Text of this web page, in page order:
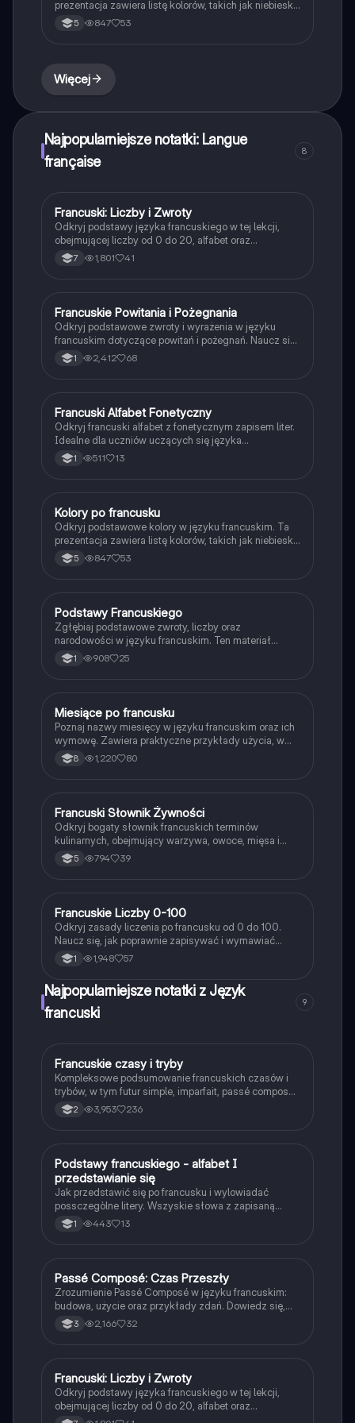
prezentacja zawiera listę kolorów, takich jak niebieski,
pomarańczowy, żółty i wiele innych, wraz z ich
tłumaczeniami na język polski. Idealne dla uczniów
5 847 53
Więcej
Najpopularniejsze notatki: Langue
française
8
Język francuski
Francuski: Liczby i Zwroty
Odkryj podstawy języka francuskiego w tej lekcji,
obejmującej liczby od 0 do 20, alfabet oraz
podstawowe zwroty. Idealne dla początkujących
uczniów, którzy chcą szybko przyswoić kluczowe
7 1,801 41
Język francuski
Francuskie Powitania i Pożegnania
Odkryj podstawowe zwroty i wyrażenia w języku
francuskim dotyczące powitań i pożegnań. Naucz się,
jak się przedstawiać, pytać o samopoczucie oraz
odpowiadać na te pytania. Idealne dla
1 2,412 68
Język francuski
Francuski Alfabet Fonetyczny
Odkryj francuski alfabet z fonetycznym zapisem liter.
Idealne dla uczniów uczących się języka
francuskiego. Zawiera szczegółowy opis każdej litery
oraz jej wymowy.
1 511 13
Język francuski
Kolory po francusku
Odkryj podstawowe kolory w języku francuskim. Ta
prezentacja zawiera listę kolorów, takich jak niebieski,
pomarańczowy, żółty i wiele innych, wraz z ich
tłumaczeniami na język polski. Idealne dla uczniów
5 847 53
Język francuski
Podstawy Francuskiego
Zgłębiaj podstawowe zwroty, liczby oraz
narodowości w języku francuskim. Ten materiał
obejmuje powitania, pytania o wiek, oraz zasady
dotyczące rodzajów gramatycznych. Idealne dla
1 908 25
Język francuski
Miesiące po francusku
Poznaj nazwy miesięcy w języku francuskim oraz ich
wymowę. Zawiera praktyczne przykłady użycia, w
tym jak mówić o dacie urodzin. Idealne dla uczniów
uczących się francuskiego. Typ: podsumowanie.
8 1,220 80
Język francuski
Francuski Słownik Żywności
Odkryj bogaty słownik francuskich terminów
kulinarnych, obejmujący warzywa, owoce, mięsa i
potrawy. Idealne dla uczniów uczących się
francuskiego słownictwa związanego z jedzeniem.
5 794 39
Język francuski
Francuskie Liczby 0-100
Odkryj zasady liczenia po francusku od 0 do 100.
Naucz się, jak poprawnie zapisywać i wymawiać
liczby, w tym wyjątki i zasady dotyczące liczb
złożonych. Idealne dla uczniów uczących się
1 1,948 57
Najpopularniejsze notatki z Język
francuski
9
Język francuski
Francuskie czasy i tryby
Kompleksowe podsumowanie francuskich czasów i
trybów, w tym futur simple, imparfait, passé composé
oraz subjunctif. Zawiera przykłady odmiany
czasowników oraz zasady użycia. Idealne dla
2 3,953 236
Język francuski
Podstawy francuskiego - alfabet I
przedstawianie się
Jak przedstawić się po francusku i wylowiadać
possczegòlne litery. Wszyskie słowa z zapisaną
wymową.
1 443 13
Język francuski
Passé Composé: Czas Przeszły
Zrozumienie Passé Composé w języku francuskim:
budowa, użycie oraz przykłady zdań. Dowiedz się,
jak tworzyć zdania w czasie przeszłym z
czasownikami avoir i être. Idealne dla uczniów 3
3 2,166 32
Język francuski
Francuski: Liczby i Zwroty
Odkryj podstawy języka francuskiego w tej lekcji,
obejmującej liczby od 0 do 20, alfabet oraz
podstawowe zwroty. Idealne dla początkujących